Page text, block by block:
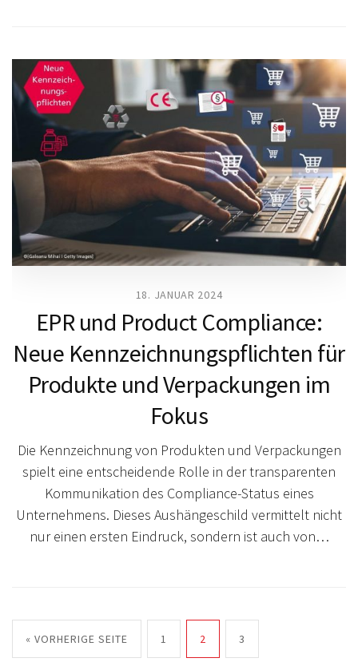
18. JANUAR 2024
EPR und Product Compliance:
Neue Kennzeichnungspflichten für
Produkte und Verpackungen im
Fokus
Die Kennzeichnung von Produkten und Verpackungen
spielt eine entscheidende Rolle in der transparenten
Kommunikation des Compliance-Status eines
Unternehmens. Dieses Aushängeschild vermittelt nicht
nur einen ersten Eindruck, sondern ist auch von…
« VORHERIGE SEITE 1 2 3